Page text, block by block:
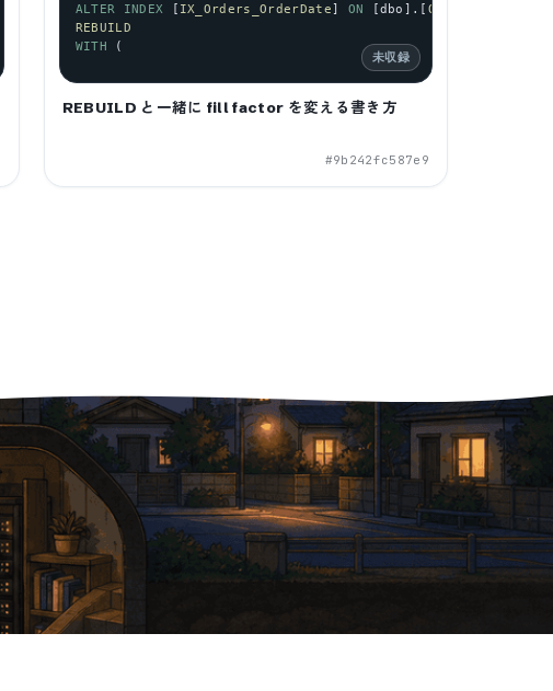
ALTER
INDEX [ IX_Orders_OrderDate] ON [dbo ].[ Orders
REBUILD
WITH (
未収録
REBUILD と一緒に fill factor を変える書き方
#9b242fc587e9